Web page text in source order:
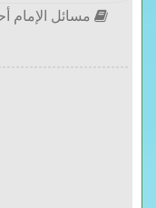
مسائل الإمام